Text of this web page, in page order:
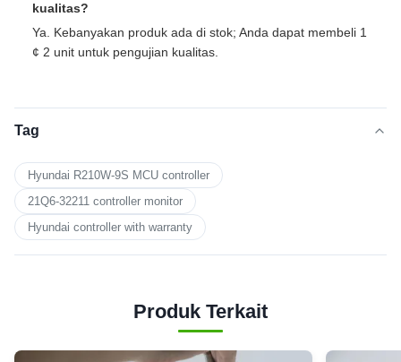
kualitas?
Ya. Kebanyakan produk ada di stok; Anda dapat membeli 1
¢ 2 unit untuk pengujian kualitas.
Tag
Hyundai R210W-9S MCU controller
21Q6-32211 controller monitor
Hyundai controller with warranty
Produk Terkait